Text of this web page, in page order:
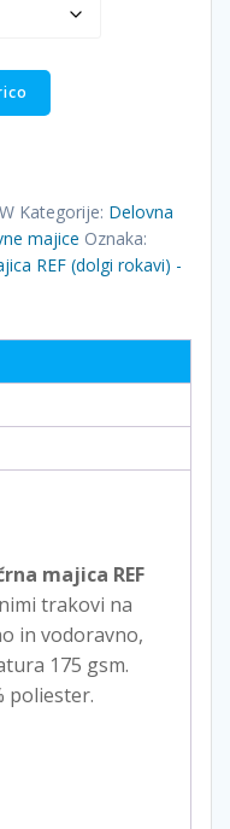
Kategorije: Delovna
majice Oznaka:
REF (dolgi rokavi) -
majica REF
trakovi na
in vodoravno,
175 gsm.
poliester.